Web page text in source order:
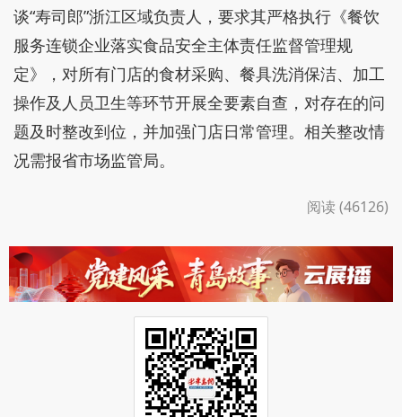
一部署下，各地市场监管部门对省内12家“寿司郎”门
店开展了全覆盖检查。检查中，责令整改5家，立案
查处1家；同时，共抽检6批次食材及餐具，送第三方
机构实验室检测。针对检查发现的问题，市场监管部
门表示将跟踪复查，确保整改闭环。
5月22日，浙江省市场监管局联合杭州市局约
谈“寿司郎”浙江区域负责人，要求其严格执行《餐饮
定》，对所有门店的食材采购、餐具洗消保洁、加工
操作及人员卫生等环节开展全要素自查，对存在的问
题及时整改到位，并加强门店日常管理。相关整改情
况需报省市场监管局。